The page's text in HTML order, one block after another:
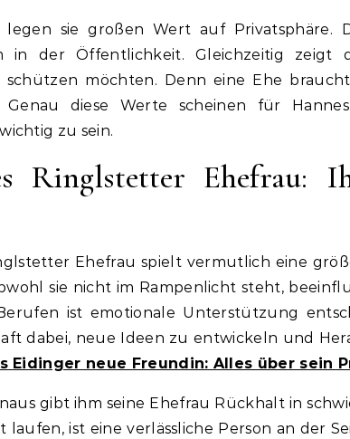
legen sie großen Wert auf Privatsphäre.
in der Öffentlichkeit. Gleichzeitig zeigt
schützen möchten. Denn eine Ehe
Genau diese Werte scheinen für
zu sein.
Ringlstetter Ehefrau:
Ehefrau spielt vermutlich eine
sie nicht im Rampenlicht steht,
ist emotionale Unterstützung
dabei, neue Ideen zu entwickeln und
Eidinger neue Freundin: Alles über sein
gibt ihm seine Ehefrau Rückhalt in
laufen, ist eine verlässliche Person an der